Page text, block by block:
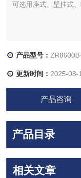
可选用座式、壁挂式
产品型号：
更新时间： 2025-08-
产品咨询
产品目录
相关文章